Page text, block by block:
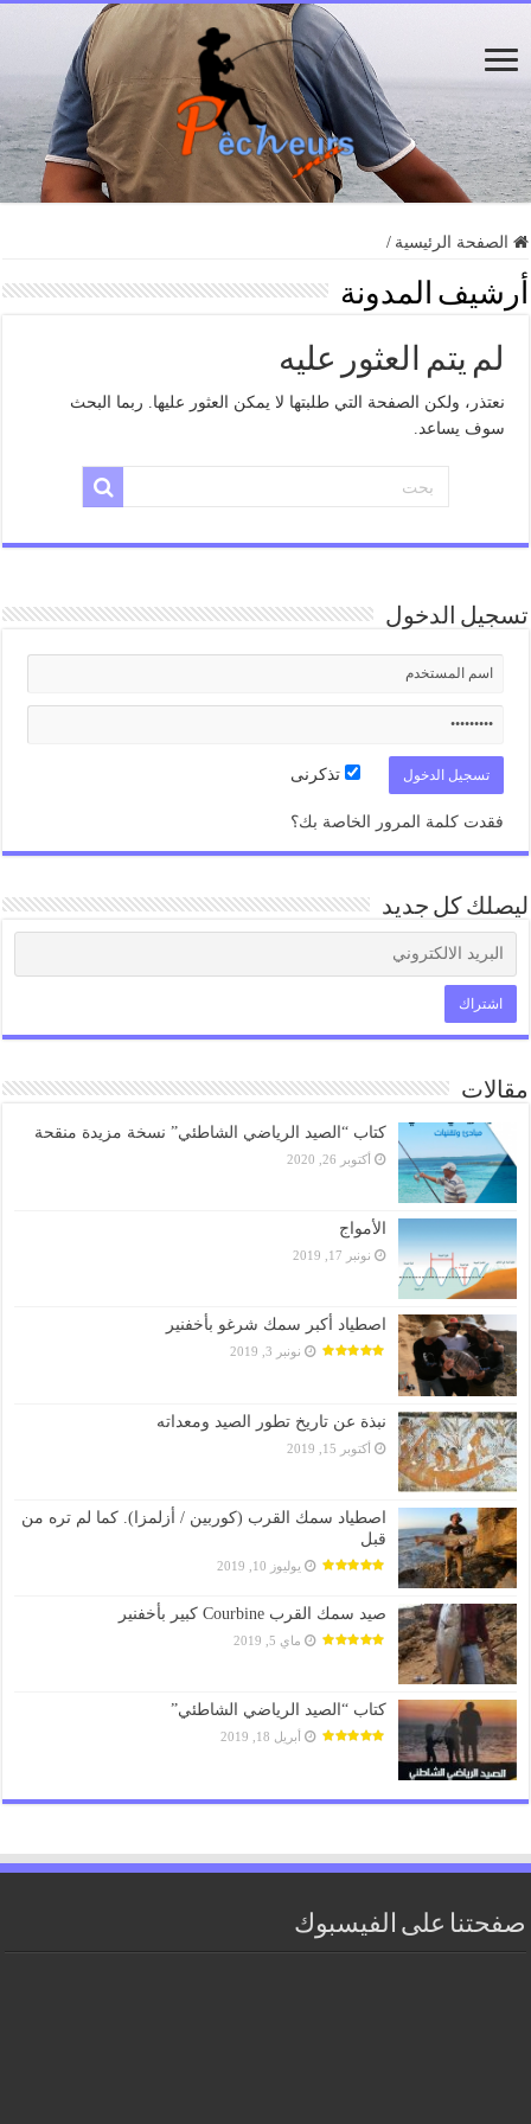
الصفحة الرئيسية /
أرشيف المدونة
لم يتم العثور عليه
نعتذر، ولكن الصفحة التي طلبتها لا يمكن العثور عليها. ربما البحث
سوف يساعد.
تسجيل الدخول
تذكرنى
فقدت كلمة المرور الخاصة بك؟
ليصلك كل جديد
مقالات
كتاب “الصيد الرياضي الشاطئي” نسخة مزيدة منقحة
أكتوبر 26, 2020
الأمواج
نونبر 17, 2019
اصطياد أكبر سمك شرغو بأخفنير
نونبر 3, 2019
نبذة عن تاريخ تطور الصيد ومعداته
أكتوبر 15, 2019
اصطياد سمك القرب (كوربين / أزلمزا). كما لم تره من
قبل
يوليوز 10, 2019
صيد سمك القرب Courbine كبير بأخفنير
ماي 5, 2019
كتاب “الصيد الرياضي الشاطئي”
أبريل 18, 2019
صفحتنا على الفيسبوك